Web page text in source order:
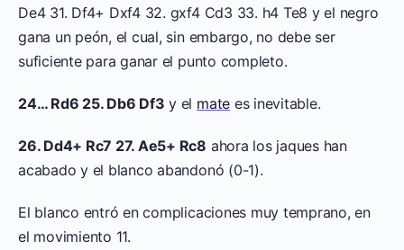
De4 31. Df4+ Dxf4 32. gxf4 Cd3 33. h4 Te8 y el negro
gana un peón, el cual, sin embargo, no debe ser
suficiente para ganar el punto completo.
24… Rd6 25. Db6 Df3 y el mate es inevitable.
26. Dd4+ Rc7 27. Ae5+ Rc8 ahora los jaques han
acabado y el blanco abandonó (0-1).
El blanco entró en complicaciones muy temprano, en
el movimiento 11.